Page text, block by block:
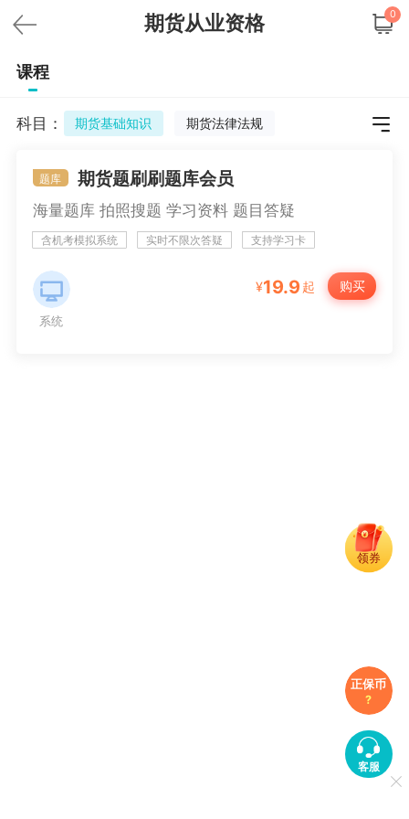
期货从业资格 0
课程
科目： 期货基础知识 期货法律法规
题库 期货题刷刷题库会员
海量题库 拍照搜题 学习资料 题目答疑
含机考模拟系统 实时不限次答疑 支持学习卡
系统
¥19.9 起 购买
正保币
?
客服
领券